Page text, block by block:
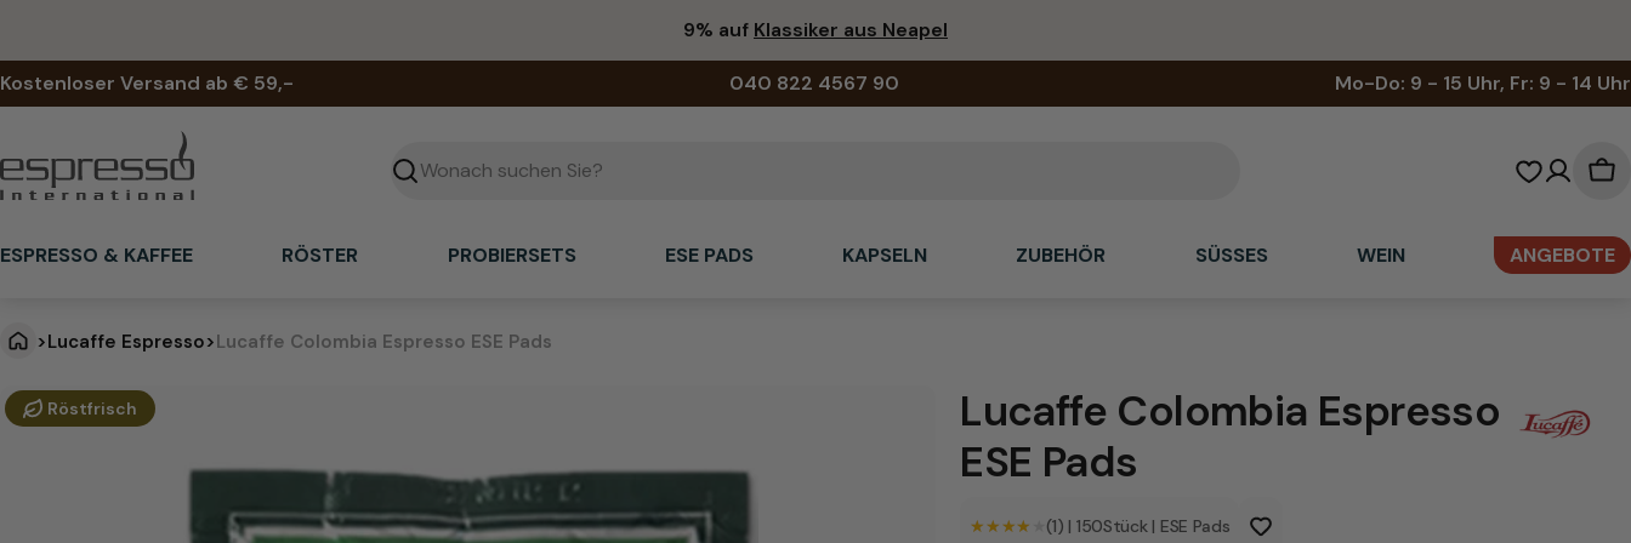
springen
9% auf Klassiker aus Neapel
Kostenloser Versand ab € 59,- 040 822 4567 90 Mo-Do: 9 - 15 Uhr, Fr: 9 - 14 Uhr
Suchen
ESPRESSO & KAFFEE RÖSTER PROBIERSETS ESE PADS KAPSELN ZUBEHÖR SÜSSES WEIN ANGEBOTE
>Lucaffe Espresso>Lucaffe Colombia Espresso ESE Pads
L
Springe
zu
Röstfrisch
Lucaffe Colombia Espresso
ESE Pads
★★★★★
★★★★★ (1) | 150Stück | ESE Pads